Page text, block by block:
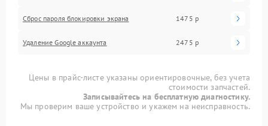
Сброс пароля блокировки экрана 1475 р
Удаление Google аккаунта 2475 р
Цены в прайс-листе указаны ориентировочные, без учета
стоимости запчастей.
Записывайтесь на бесплатную диагностику.
Мы проверим ваше устройство и укажем на неисправность.